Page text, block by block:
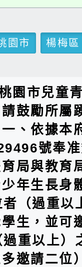
園市
楊梅區
園市兒童
鼓勵所屬
、依據本
號奉
局與教育
年生長身
（過重以
生，並可
重以上）
邀請二位